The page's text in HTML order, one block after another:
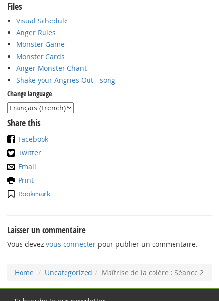
Files
Visual Schedule
Anger Rules
Monster Game
Monster Cards
Anger Monster Chant
Shake your Angries Out - song
Change language
Share this
Facebook
Twitter
Email
Print
Bookmark
Laisser un commentaire
Vous devez vous connecter pour publier un commentaire.
Home Uncategorized Maîtrise de la colère : Séance 2